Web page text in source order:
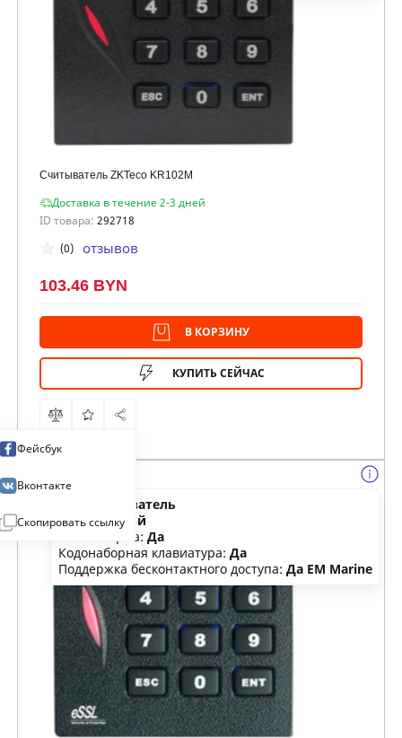
Считыватель ZKTeco KR102M
Доставка в течение 2-3 дней
ID товара: 292718
(0) отзывов
103.46 BYN
В КОРЗИНУ
КУПИТЬ СЕЙЧАС
Фейсбук
Вконтакте
Скопировать ссылку
считыватель
Цвет:черный
Влагозащита: Да
Кодонаборная клавиатура: Да
Поддержка бесконтактного доступа: Да EM Marine